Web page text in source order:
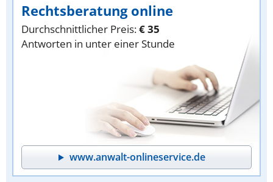
Rechtsberatung online
Durchschnittlicher Preis:€ 35
Antworten in unter einer Stunde
www.anwalt-onlineservice.de